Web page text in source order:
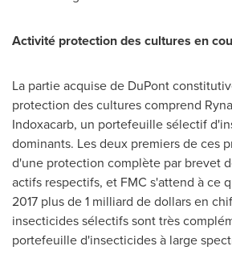
Activité protection des cultures en
La partie acquise de DuPont
protection des cultures comprend
Indoxacarb, un portefeuille sélectif
dominants. Les deux premiers de ces
d'une protection complète par brevet
actifs respectifs, et FMC s'attend à ce
2017 plus de 1 milliard de dollars en
insecticides sélectifs sont très
portefeuille d'insecticides à large